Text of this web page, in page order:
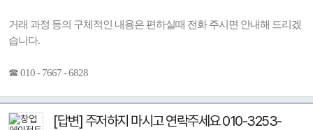
거래 과정 등의 구체적인 내용은 편하실때 전화 주시면 안내해 드리겠
습니다.
☎ 010 - 7667 - 6828
[답변] 주저하지 마시고 연락주세요 010-3253-